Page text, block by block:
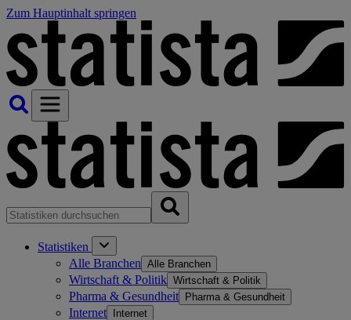
Zum Hauptinhalt springen
Statistiken
Alle Branchen Alle Branchen
Wirtschaft & Politik Wirtschaft & Politik
Pharma & Gesundheit Pharma & Gesundheit
Internet Internet